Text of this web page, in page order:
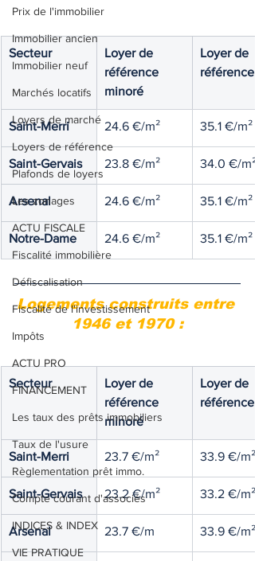
Prix de l'immobilier
Immobilier ancien
Immobilier neuf
Marchés locatifs
Loyers de marché
Loyers de référence
Plafonds de loyers
Les zonages
ACTU FISCALE
Fiscalité immobilière
Défiscalisation
Fiscalité de l'investissement
Impôts
ACTU PRO
FINANCEMENT
Les taux des prêts immobiliers
Taux de l'usure
Règlementation prêt immo.
Compte courant d'associés
INDICES & INDEX
VIE PRATIQUE
Secteur
Loyer de
référence
minoré
Loyer de
référence
Saint-Merri 24.6 €/m² 35.1 €/m²
Saint-Gervais 23.8 €/m² 34.0 €/m²
Arsenal 24.6 €/m² 35.1 €/m²
Notre-Dame 24.6 €/m² 35.1 €/m²
Logements construits entre
1946 et 1970 :
Secteur
Loyer de
référence
minoré
Loyer de
référence
Saint-Merri 23.7 €/m² 33.9 €/m²
Saint-Gervais 23.2 €/m² 33.2 €/m²
Arsenal 23.7 €/m 33.9 €/m²